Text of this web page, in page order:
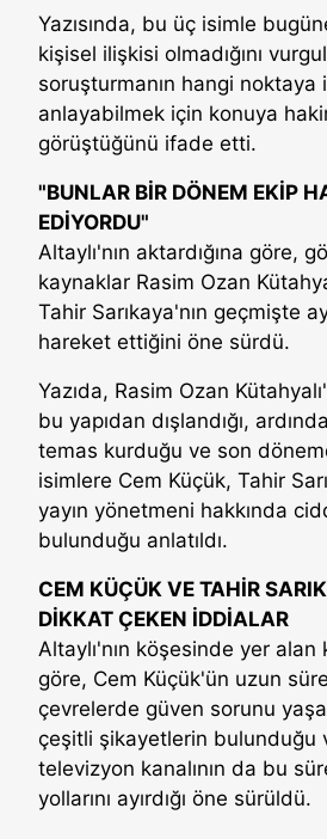
Yazısında, bu üç isimle
kişisel ilişkisi olmadığını
soruşturmanın hangi noktaya
anlayabilmek için konuya
görüştüğünü ifade etti.
"BUNLAR BİR DÖNEM EKİP
EDİYORDU"
Altaylı'nın aktardığına göre,
kaynaklar Rasim Ozan
Tahir Sarıkaya'nın geçmişte
hareket ettiğini öne sürdü.
Yazıda, Rasim Ozan
bu yapıdan dışlandığı,
temas kurduğu ve son
isimlere Cem Küçük, Tahir
yayın yönetmeni hakkında
bulunduğu anlatıldı.
CEM KÜÇÜK VE TAHİR
DİKKAT ÇEKEN İDDİALAR
Altaylı'nın köşesinde yer
göre, Cem Küçük'ün uzun
çevrelerde güven sorunu
çeşitli şikayetlerin bulunduğu
televizyon kanalının da bu
yollarını ayırdığı öne sürüldü.